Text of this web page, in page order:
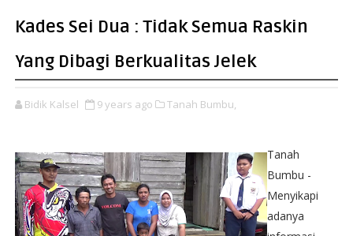
Kades Sei Dua : Tidak Semua Raskin
Yang Dibagi Berkualitas Jelek
Bidik Kalsel 9 years ago Tanah Bumbu,
Tanah
Bumbu -
Menyikapi
adanya